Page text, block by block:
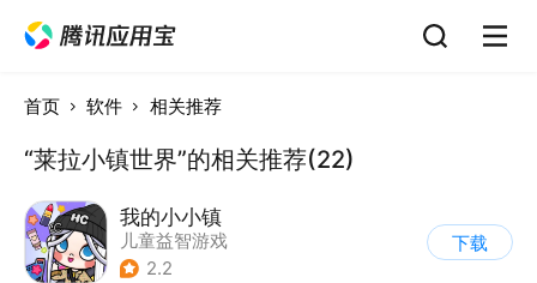
首页 软件 相关推荐
“莱拉小镇世界”的相关推荐(22)
我的小小镇
儿童益智游戏
2.2
下载